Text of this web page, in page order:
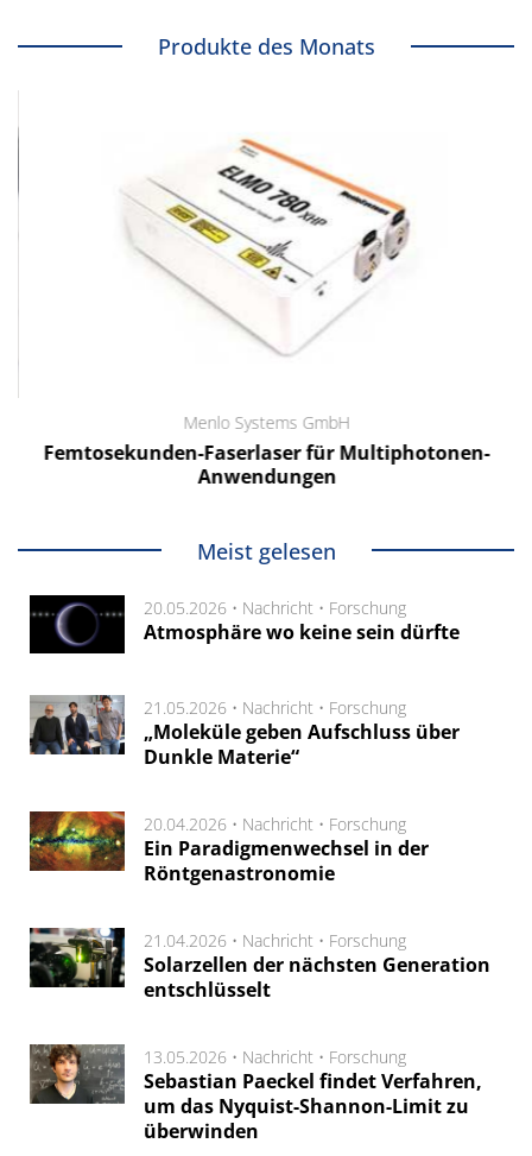
Produkte des Monats
Menlo Systems GmbH
Femtosekunden-Faserlaser für Multiphotonen-
Anwendungen
Meist gelesen
20.05.2026 • Nachricht • Forschung
Atmosphäre wo keine sein dürfte
21.05.2026 • Nachricht • Forschung
„Moleküle geben Aufschluss über
Dunkle Materie“
20.04.2026 • Nachricht • Forschung
Ein Paradigmenwechsel in der
Röntgenastronomie
21.04.2026 • Nachricht • Forschung
Solarzellen der nächsten Generation
entschlüsselt
13.05.2026 • Nachricht • Forschung
Sebastian Paeckel findet Verfahren,
um das Nyquist-Shannon-Limit zu
überwinden